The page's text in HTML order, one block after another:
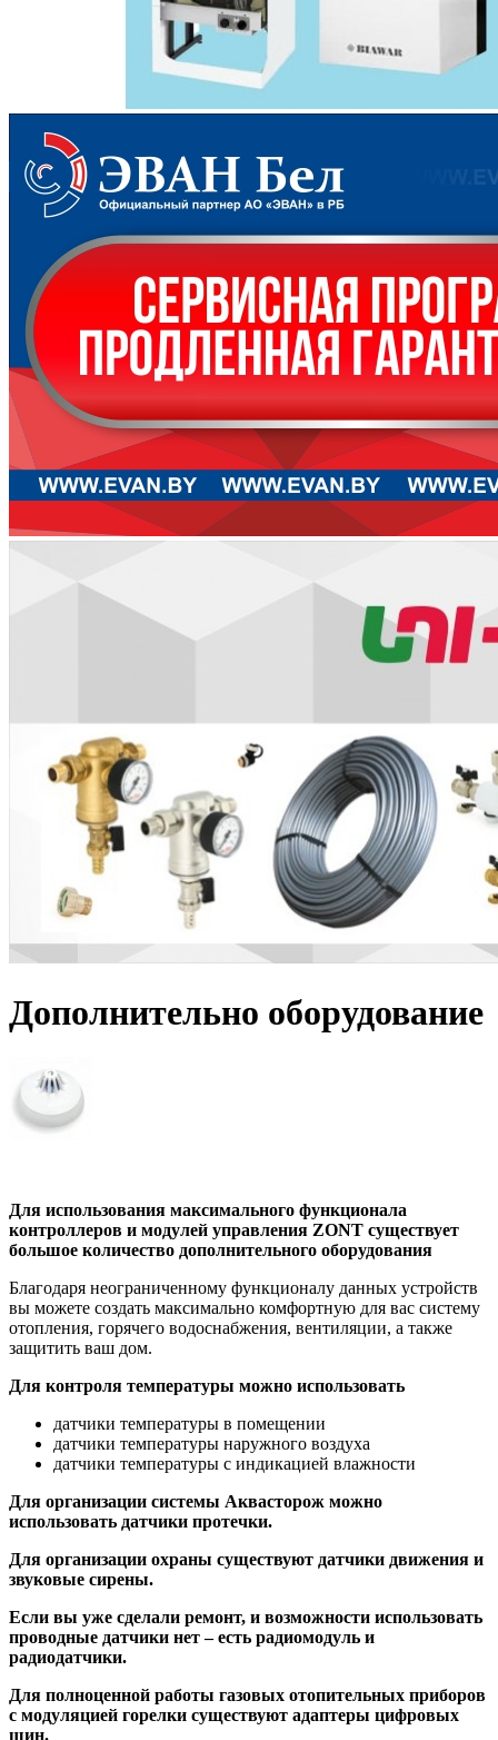
Дополнительно оборудование
Для использования максимального функционала
контроллеров и модулей управления ZONT существует
большое количество дополнительного оборудования
Благодаря неограниченному функционалу данных устройств
вы можете создать максимально комфортную для вас систему
отопления, горячего водоснабжения, вентиляции, а также
защитить ваш дом.
Для контроля температуры можно использовать
датчики температуры в помещении
датчики температуры наружного воздуха
датчики температуры с индикацией влажности
Для организации системы Аквасторож можно
использовать датчики протечки.
Для организации охраны существуют датчики движения и
звуковые сирены.
Если вы уже сделали ремонт, и возможности использовать
проводные датчики нет – есть радиомодуль и
радиодатчики.
Для полноценной работы газовых отопительных приборов
с модуляцией горелки существуют адаптеры цифровых
шин.